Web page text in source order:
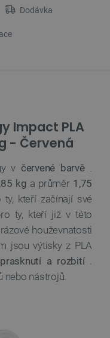
Dodávka
Impact PLA
- Červená
v červené barvě.
kg a průměr 1,75
kteří začínají své
ty, kteří již v této
houževnatosti
jsou výtisky z PLA
a rozbití.
nebo nástrojů.